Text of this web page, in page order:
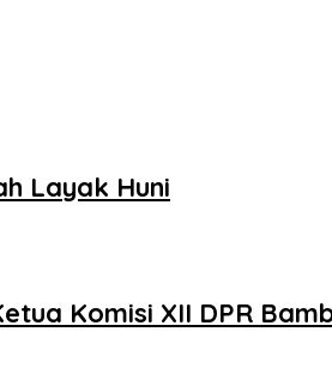
Layak Huni
Komisi XII DPR